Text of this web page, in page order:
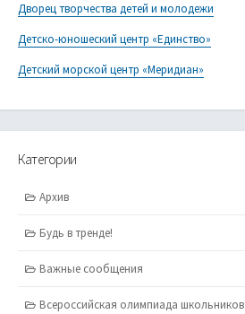
Дворец творчества детей и молодежи
Детско-юношеский центр «Единство»
Детский морской центр «Меридиан»
Категории
Архив
Будь в тренде!
Важные сообщения
Всероссийская олимпиада школьников